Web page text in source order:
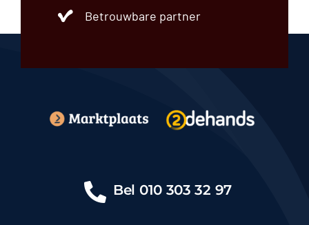
Betrouwbare partner
Bel 010 303 32 97